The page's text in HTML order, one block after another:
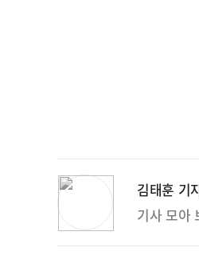
김태훈
기사 모아